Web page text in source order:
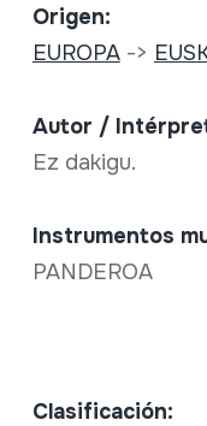
Origen:
EUROPA->
Autor /
Ez dakigu.
Instrumentos
PANDEROA
Clasificación: